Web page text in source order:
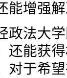
能增强
政法大
还能获
对于希